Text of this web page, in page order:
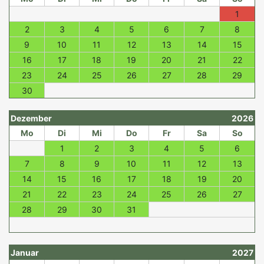
1
2
3 4 5 6 7
8
9
10 11 12 13 14
15
16
17 18 19 20 21
22
23
24 25 26 27 28
29
30
Dezember
2026
Mo
Di Mi Do Fr Sa
So
1
2 3 4 5
6
7
8 9 10 11 12
13
14
15 16 17 18 19
20
21
22 23 24 25 26
27
28
29 30 31
Januar
2027